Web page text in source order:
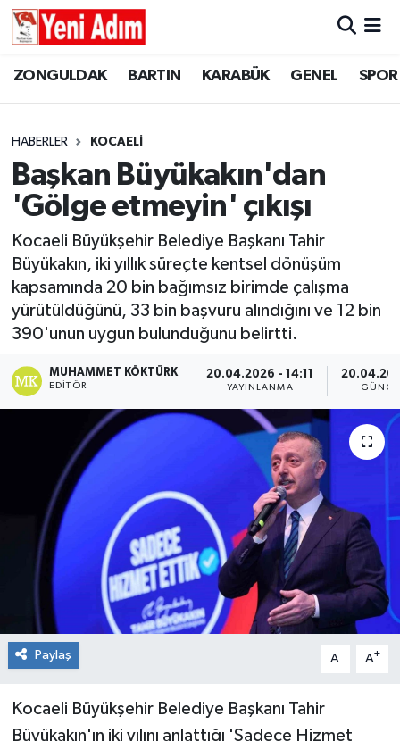
ZONGULDAK BARTIN KARABÜK GENEL SPOR
HABERLER KOCAELİ
Başkan Büyükakın'dan
'Gölge etmeyin' çıkışı
Kocaeli Büyükşehir Belediye Başkanı Tahir
Büyükakın, iki yıllık süreçte kentsel dönüşüm
kapsamında 20 bin bağımsız birimde çalışma
yürütüldüğünü, 33 bin başvuru alındığını ve 12 bin
390'unun uygun bulunduğunu belirtti.
MUHAMMET KÖKTÜRK
EDITÖR
20.04.2026 - 14:11
YAYINLANMA
Paylaş A- A+
Kocaeli Büyükşehir Belediye Başkanı Tahir
Büyükakın'ın iki yılını anlattığı 'Sadece Hizmet
ZONGULDAK
GÜNCEL
SİYASET
RESMİ İLAN
ZONGULDAK
GENEL
SPOR
SİYASET
SAĞLIK
GÜNCEL
RESMİ İLAN
Künye
Zonguldak Hava Durumu
Tüm Manşetler
Son Dakika Haberleri
Haber Arşivi